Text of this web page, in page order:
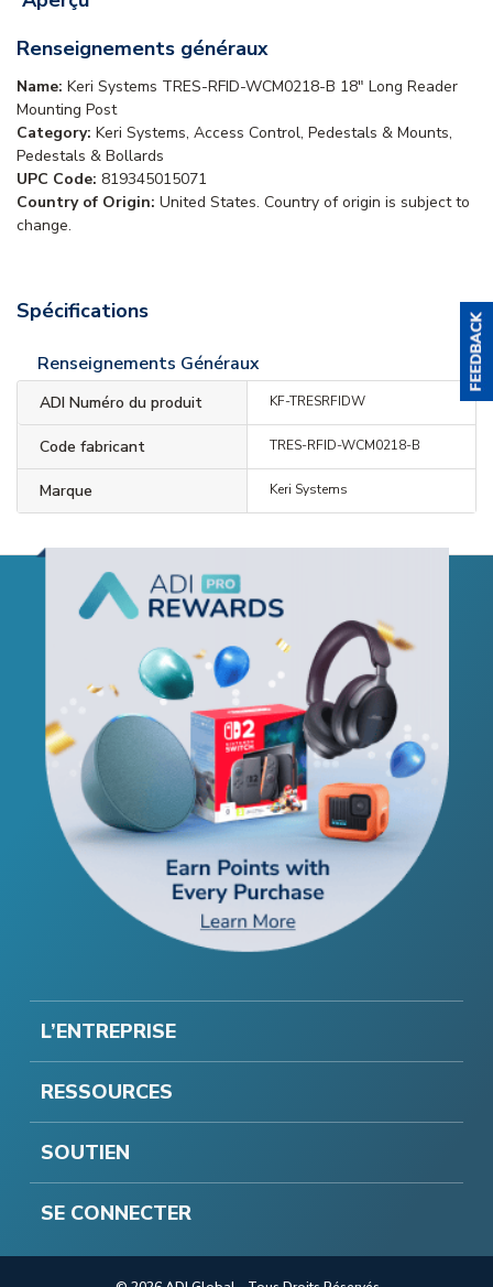
Renseignements généraux
Name: Keri Systems TRES-RFID-WCM0218-B 18" Long Reader
Mounting Post
Category: Keri Systems, Access Control, Pedestals & Mounts,
Pedestals & Bollards
UPC Code: 819345015071
Country of Origin: United States. Country of origin is subject to
change.
Spécifications
Renseignements Généraux
ADI Numéro du produit KF-TRESRFIDW
Code fabricant TRES-RFID-WCM0218-B
Marque Keri Systems
L’ENTREPRISE
RESSOURCES
SOUTIEN
SE CONNECTER